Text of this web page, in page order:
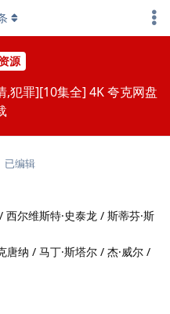
源
,犯罪][10集全] 4K 夸克网盘
已编辑
尔维斯特·史泰龙 / 斯蒂芬·斯
唐纳 / 马丁·斯塔尔 / 杰·威尔 /